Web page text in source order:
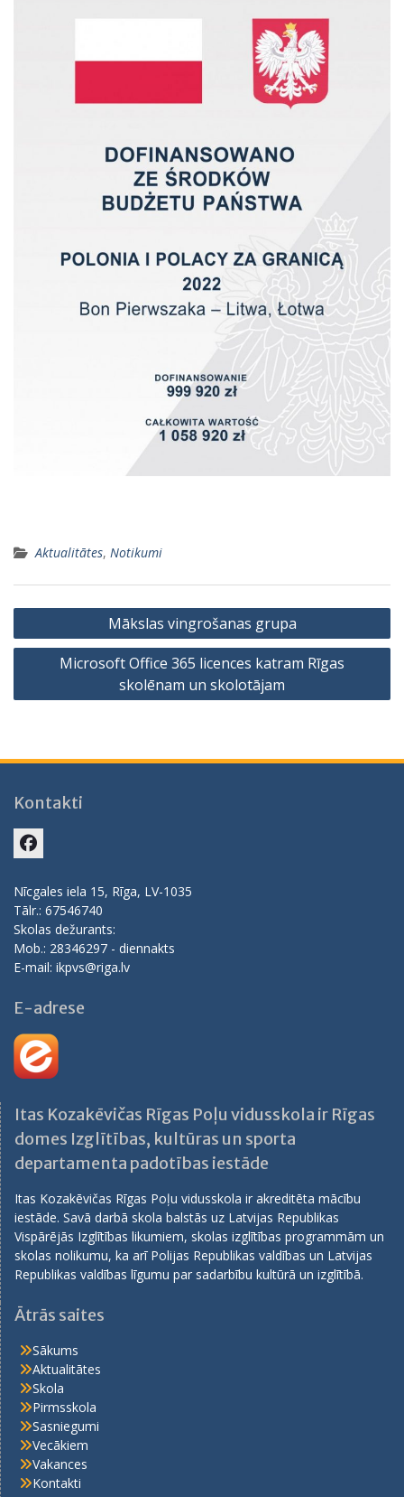
Aktualitātes, Notikumi
Ziņu
izvēlne
Mākslas vingrošanas grupa
Microsoft Office 365 licences katram Rīgas
skolēnam un skolotājam
Kontakti
Nīcgales iela 15, Rīga, LV-1035
Tālr.: 67546740
Skolas dežurants:
Mob.: 28346297 - diennakts
E-mail: ikpvs@riga.lv
E-adrese
Itas Kozakēvičas Rīgas Poļu vidusskola ir Rīgas
domes Izglītības, kultūras un sporta
departamenta padotības iestāde
Itas Kozakēvičas Rīgas Poļu vidusskola ir akreditēta mācību
iestāde. Savā darbā skola balstās uz Latvijas Republikas
Vispārējās Izglītības likumiem, skolas izglītības programmām un
skolas nolikumu, ka arī Polijas Republikas valdības un Latvijas
Republikas valdības līgumu par sadarbību kultūrā un izglītībā.
Ātrās saites
Sākums
Aktualitātes
Skola
Pirmsskola
Sasniegumi
Vecākiem
Vakances
Kontakti